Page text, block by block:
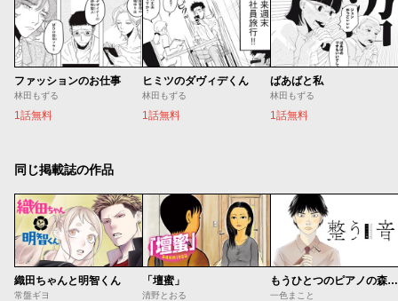
ファッションのお仕事
林田もずる
1話無料
ヒミツのダヴィデくん
林田もずる
1話無料
ばあばと私
林田もずる
1話無料
同じ掲載誌の作品
織田ちゃんと明智くん
常盤ギヨ
「壇蜜」
清野とおる
もうひとつのピアノの森 整う音
一色まこと